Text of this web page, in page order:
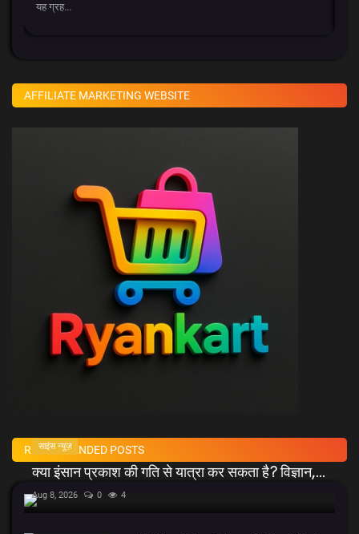
यह ग्रह...
AFFILIATE MARKETING WEBSITE
RECOMMENDED POSTS
साइंस न्यूज़
क्या इंसान प्रकाश की गति से यात्रा कर सकता है? विज्ञान,...
Aug 8, 2026 0 4